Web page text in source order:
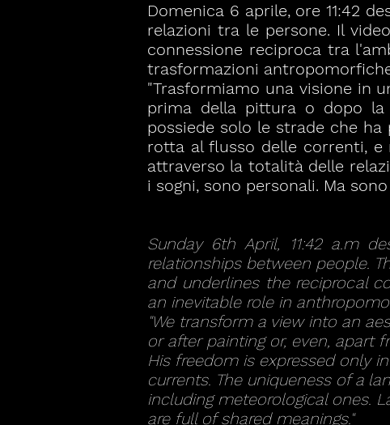
Domenica 6 aprile, ore 11:42
relazioni tra le persone. Il
connessione reciproca tra
trasformazioni
"Trasformiamo una visione in
prima della pittura o dopo
possiede solo le strade che
rotta al flusso delle correnti, e
attraverso la totalità delle
i sogni, sono personali. Ma
Sunday 6th April, 11:42 a.m
relationships between people.
and underlines the reciprocal
an inevitable role in
"We transform a view into an
or after painting or, even, apart
His freedom is expressed only
currents. The uniqueness of a
including meteorological ones.
are full of shared meanings."